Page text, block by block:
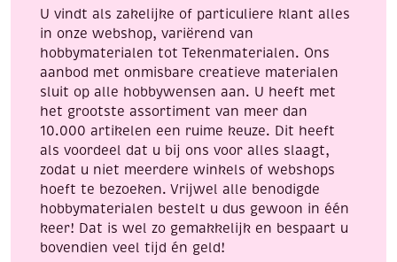
U vindt als zakelijke of particuliere klant alles
in onze webshop, variërend van
hobbymaterialen tot Tekenmaterialen. Ons
aanbod met onmisbare creatieve materialen
sluit op alle hobbywensen aan. U heeft met
het grootste assortiment van meer dan
10.000 artikelen een ruime keuze. Dit heeft
als voordeel dat u bij ons voor alles slaagt,
zodat u niet meerdere winkels of webshops
hoeft te bezoeken. Vrijwel alle benodigde
hobbymaterialen bestelt u dus gewoon in één
keer! Dat is wel zo gemakkelijk en bespaart u
bovendien veel tijd én geld!